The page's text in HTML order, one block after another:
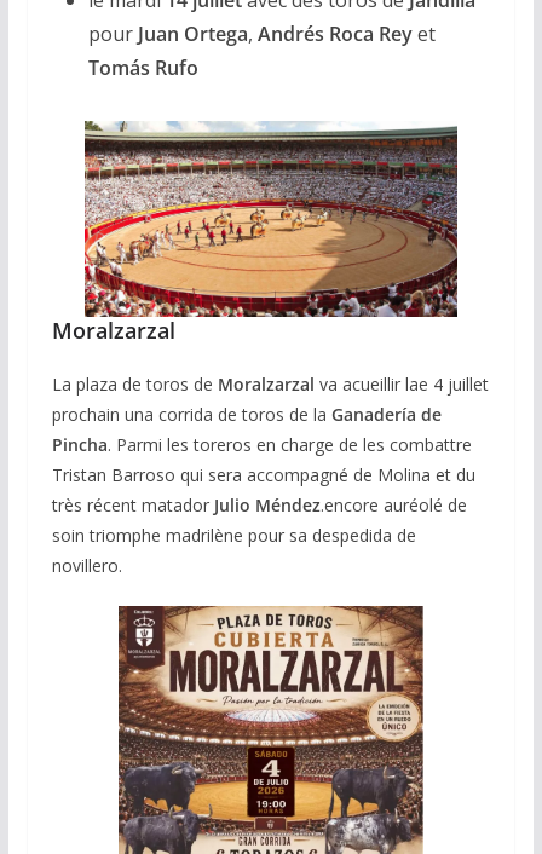
pour Juan Ortega, Andrés Roca Reyet
Tomás Rufo
Moralzarzal
La plaza de toros de Moralzarzal va acueillir lae 4 juillet
prochain una corrida de toros de la Ganadería de
Pincha. Parmi les toreros en charge de les combattre
Tristan Barroso qui sera accompagné de Molina et du
très récent matador Julio Méndez.encore auréolé de
soin triomphe madrilène pour sa despedida de
novillero.